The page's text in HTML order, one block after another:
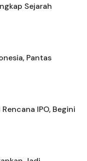
Sejarah
Pantas
IPO, Begini